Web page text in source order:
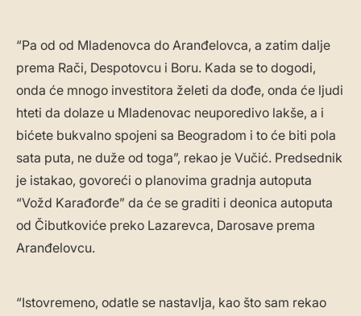
“Pa od od Mladenovca do Aranđelovca, a zatim dalje
prema Rači, Despotovcu i Boru. Kada se to dogodi,
onda će mnogo investitora želeti da dođe, onda će ljudi
hteti da dolaze u Mladenovac neuporedivo lakše, a i
bićete bukvalno spojeni sa Beogradom i to će biti pola
sata puta, ne duže od toga”, rekao je Vučić. Predsednik
je istakao, govoreći o planovima gradnja autoputa
“Vožd Karađorđe” da će se graditi i deonica autoputa
od Čibutkoviće preko Lazarevca, Darosave prema
Aranđelovcu.
“Istovremeno, odatle se nastavlja, kao što sam rekao